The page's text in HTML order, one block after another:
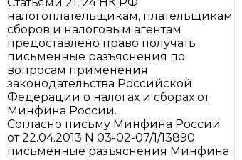
налогоплательщикам, плательщикам
сборов и налоговым агентам
предоставлено право получать
письменные разъяснения по
вопросам применения
законодательства Российской
Федерации о налогах и сборах от
Минфина России.
Согласно письму Минфина России
от 22.04.2013 N 03-02-07/1/13890
письменные разъяснения Минфина